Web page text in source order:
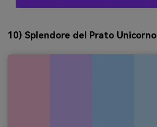
10) Splendore del Prato Unicorno